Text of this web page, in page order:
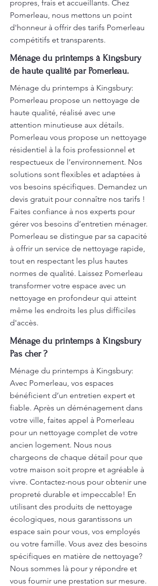
propres, frais et accueillants. Chez
Pomerleau, nous mettons un point
d'honneur à offrir des tarifs Pomerleau
compétitifs et transparents.
Ménage du printemps à Kingsbury
de haute qualité par Pomerleau.
Ménage du printemps à Kingsbury:
Pomerleau propose un nettoyage de
haute qualité, réalisé avec une
attention minutieuse aux détails.
Pomerleau vous propose un nettoyage
résidentiel à la fois professionnel et
respectueux de l’environnement. Nos
solutions sont flexibles et adaptées à
vos besoins spécifiques. Demandez un
devis gratuit pour connaître nos tarifs !
Faites confiance à nos experts pour
gérer vos besoins d’entretien ménager.
Pomerleau se distingue par sa capacité
à offrir un service de nettoyage rapide,
tout en respectant les plus hautes
normes de qualité. Laissez Pomerleau
transformer votre espace avec un
nettoyage en profondeur qui atteint
même les endroits les plus difficiles
d'accès.
Ménage du printemps à Kingsbury
Pas cher ?
Ménage du printemps à Kingsbury:
Avec Pomerleau, vos espaces
bénéficient d’un entretien expert et
fiable. Après un déménagement dans
votre ville, faites appel à Pomerleau
pour un nettoyage complet de votre
ancien logement. Nous nous
chargeons de chaque détail pour que
votre maison soit propre et agréable à
vivre. Contactez-nous pour obtenir une
propreté durable et impeccable! En
utilisant des produits de nettoyage
écologiques, nous garantissons un
espace sain pour vous, vos employés
ou votre famille. Vous avez des besoins
spécifiques en matière de nettoyage?
Nous sommes là pour y répondre et
vous fournir une prestation sur mesure.